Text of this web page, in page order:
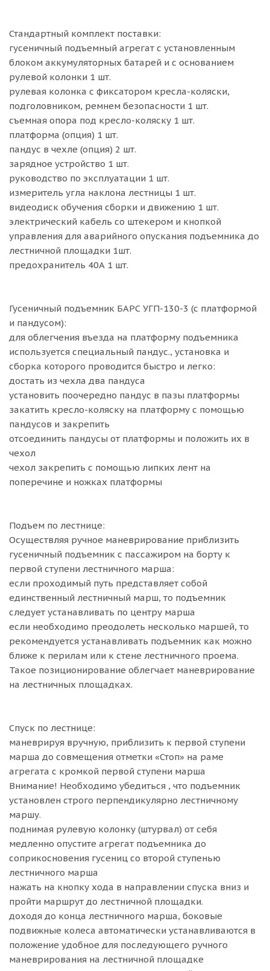
Стандартный комплект поставки:
гусеничный подъемный агрегат с установленным
блоком аккумуляторных батарей и с основанием
рулевой колонки 1 шт.
рулевая колонка с фиксатором кресла-коляски,
подголовником, ремнем безопасности 1 шт.
съемная опора под кресло-коляску 1 шт.
платформа (опция) 1 шт.
пандус в чехле (опция) 2 шт.
зарядное устройство 1 шт.
руководство по эксплуатации 1 шт.
измеритель угла наклона лестницы 1 шт.
видеодиск обучения сборки и движению 1 шт.
электрический кабель со штекером и кнопкой
управления для аварийного опускания подъемника до
лестничной площадки 1шт.
предохранитель 40А 1 шт.
Гусеничный подъемник БАРС УГП-130-3 (с платформой
и пандусом):
для облегчения въезда на платформу подъемника
используется специальный пандус., установка и
сборка которого проводится быстро и легко:
достать из чехла два пандуса
установить поочередно пандус в пазы платформы
закатить кресло-коляску на платформу с помощью
пандусов и закрепить
отсоединить пандусы от платформы и положить их в
чехол
чехол закрепить с помощью липких лент на
поперечине и ножках платформы
Подъем по лестнице:
Осуществляя ручное маневрирование приблизить
гусеничный подъемник с пассажиром на борту к
первой ступени лестничного марша:
если проходимый путь представляет собой
единственный лестничный марш, то подъемник
следует устанавливать по центру марша
если необходимо преодолеть несколько маршей, то
рекомендуется устанавливать подъемник как можно
ближе к перилам или к стене лестничного проема.
Такое позиционирование облегчает маневрирование
на лестничных площадках.
Спуск по лестнице:
маневрируя вручную, приблизить к первой ступени
марша до совмещения отметки «Стоп» на раме
агрегата с кромкой первой ступени марша
Внимание! Необходимо убедиться , что подъемник
установлен строго перпендикулярно лестничному
маршу.
поднимая рулевую колонку (штурвал) от себя
медленно опустите агрегат подъемника до
соприкосновения гусениц со второй ступенью
лестничного марша
нажать на кнопку хода в направлении спуска вниз и
пройти маршрут до лестничной площадки.
доходя до конца лестничного марша, боковые
подвижные колеса автоматически устанавливаются в
положение удобное для последующего ручного
маневрирования на лестничной площадке